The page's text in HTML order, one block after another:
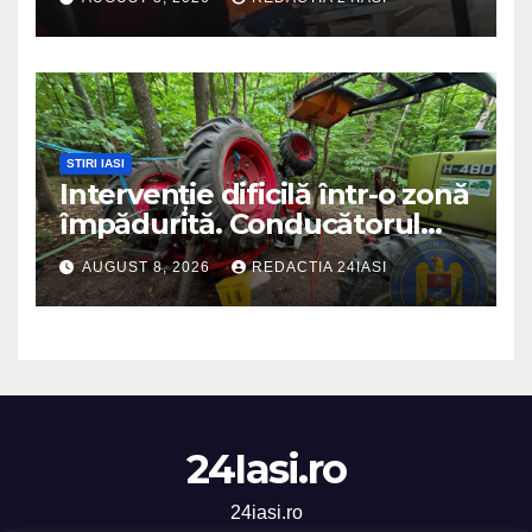
DSU a anuntat că va aplica
sancțiuni
STIRI IASI
Intervenție dificilă într-o zonă
împădurită. Conducătorul
unui tractor răsturnat, salvat
prin efortul comun al
echipajelor de intervenție
AUGUST 8, 2026 REDACTIA 24IASI
24Iasi.ro
24iasi.ro